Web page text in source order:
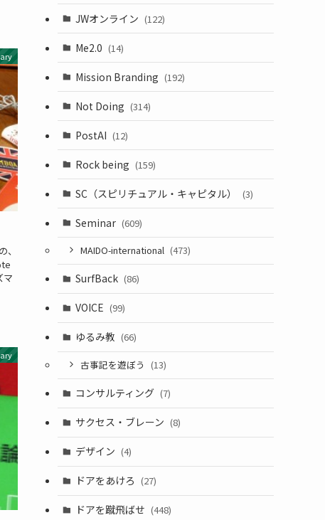
、
マ
JWオンライン (122)
Me2.0 (14)
Mission Branding (192)
Not Doing (314)
PostAI (12)
Rock being (159)
SC（スピリチュアル・キャピタル） (3)
Seminar (609)
MAIDO-international (473)
SurfBack (86)
VOICE (99)
ゆるみ教 (66)
古事記を遊ぼう (13)
コンサルティング (7)
サクセス・ブレーン (8)
デザイン (4)
ドアをあけろ (27)
ドアを蹴飛ばせ (448)